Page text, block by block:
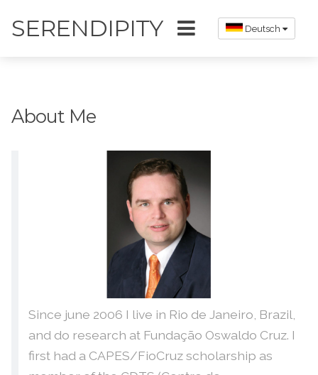
SERENDIPITY Deutsch
About Me
Since june 2006 I live in Rio de Janeiro, Brazil,
and do research at Fundação Oswaldo Cruz. I
first had a CAPES/FioCruz scholarship as